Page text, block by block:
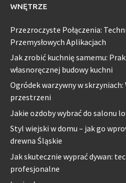
WNĘTRZE
Przezroczyste Połączenia:
Przemysłowych Aplikacjach
Jak zrobić kuchnię samemu:
własnoręcznej budowy kuchni
Ogródek warzywny w skrzyniach:
przestrzeni
Jakie ozdoby wybrać do salonu
Styl wiejski w domu – jak go
drewna Śląskie
Jak skutecznie wyprać dywan:
profesjonalne